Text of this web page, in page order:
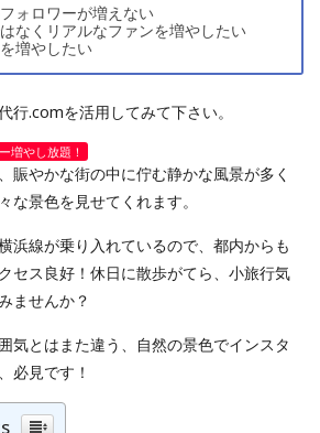
ォロワーが増えない
なくリアルなファンを増やしたい
増やしたい
行.comを活用してみて下さい。
増やし放題！
賑やかな街の中に佇む静かな風景が多く
な景色を見せてくれます。
浜線が乗り入れているので、都内からも
セス良好！休日に散歩がてら、小旅行気
ませんか？
気とはまた違う、自然の景色でインスタ
必見です！